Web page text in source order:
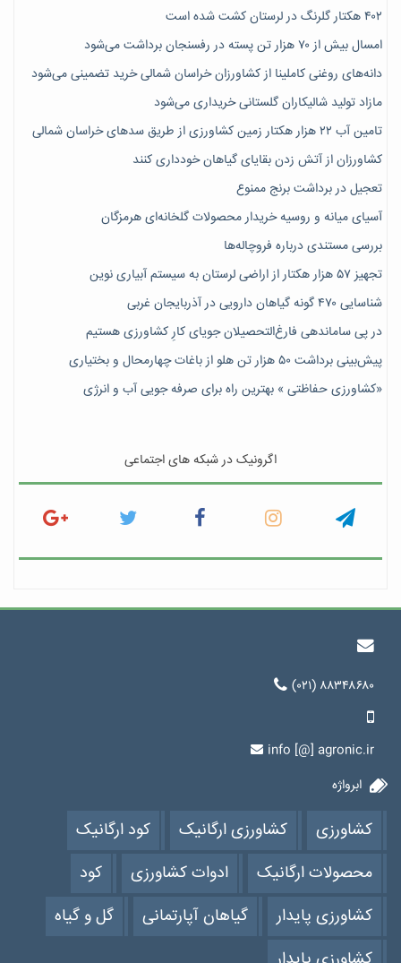
۴۰۲ هکتار گلرنگ در لرستان کشت شده است
امسال بیش از ۷۰ هزار تن پسته در رفسنجان برداشت می‌شود
دانه‌های روغنی کاملینا از کشاورزان خراسان شمالی خرید تضمینی می‌شود
مازاد تولید شالیکاران گلستانی خریداری می‌شود
تامین آب ۲۲ هزار هکتار زمین کشاورزی از طریق سدهای خراسان شمالی
کشاورزان از آتش زدن بقایای گیاهان خودداری کنند
تعجیل در برداشت برنج ممنوع
آسیای میانه و روسیه خریدار محصولات گلخانه‌ای هرمزگان
بررسی مستندی درباره فروچاله‌ها
تجهیز ۵۷ هزار هکتار از اراضی لرستان به سیستم آبیاری نوین
شناسایی ۴۷٠ گونه گیاهان دارویی در آذربایجان غربی
در پی ساماندهی فارغ‌التحصیلان جویای کارِ کشاورزی هستیم
پیش‎‌بینی برداشت ۵۰ هزار تن هلو از باغات چهارمحال و بختیاری
«کشاورزی حفاظتی » بهترین راه برای صرفه جویی آب و انرژی
اگرونیک در شبکه های اجتماعی
(۰۲۱) ۸۸۳۴۸۶۸۰
info [@] agronic.ir
ابرواژه
کشاورزی کشاورزی ارگانیک
کود ارگانیک
محصولات ارگانیک
ادوات کشاورزی
کود
کشاورزی پایدار
گیاهان آپارتمانی
گل و گیاه